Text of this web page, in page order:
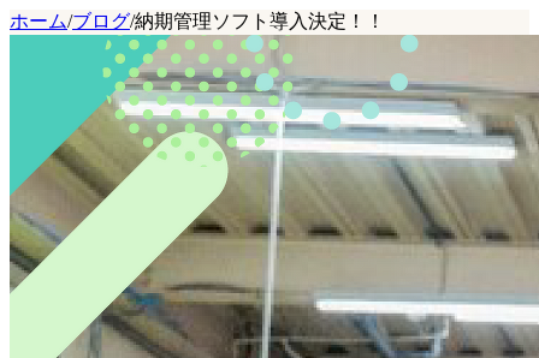
ホーム/ブログ/納期管理ソフト導入決定！！